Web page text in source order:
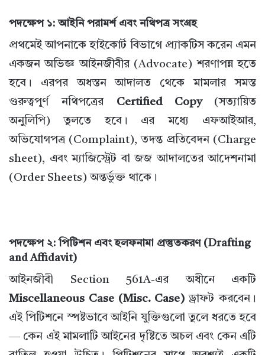
পদক্ষেপ ১: আইনি পরামর্শ এবং নথিপত্র সংগ্রহ
প্রথমেই আপনাকে হাইকোর্ট বিভাগে প্র্যাকটিস করেন এমন
একজন অভিজ্ঞ আইনজীবীর (Advocate) শরণাপন্ন হতে
হবে। এরপর অধস্তন আদালত থেকে মামলার সমস্ত
গুরুত্বপূর্ণ নথিপত্রের Certified Copy(সত্যায়িত
অনুলিপি) তুলতে হবে। এর মধ্যে এফআইআর,
অভিযোগপত্র (Complaint), তদন্ত প্রতিবেদন (Charge
sheet), এবং ম্যাজিস্ট্রেট বা জজ আদালতের আদেশনামা
(Order Sheets) অন্তর্ভুক্ত থাকে।
পদক্ষেপ ২: পিটিশন এবং হলফনামা প্রস্তুতকরণ (Drafting
and Affidavit)
আইনজীবী Section 561A-এর অধীনে একটি
Miscellaneous Case (Misc. Case) ড্রাফট করবেন।
এই পিটিশনে স্পষ্টভাবে আইনি যুক্তিগুলো তুলে ধরতে হবে
— কেন এই মামলাটি আইনের দৃষ্টিতে অচল এবং কেন এটি